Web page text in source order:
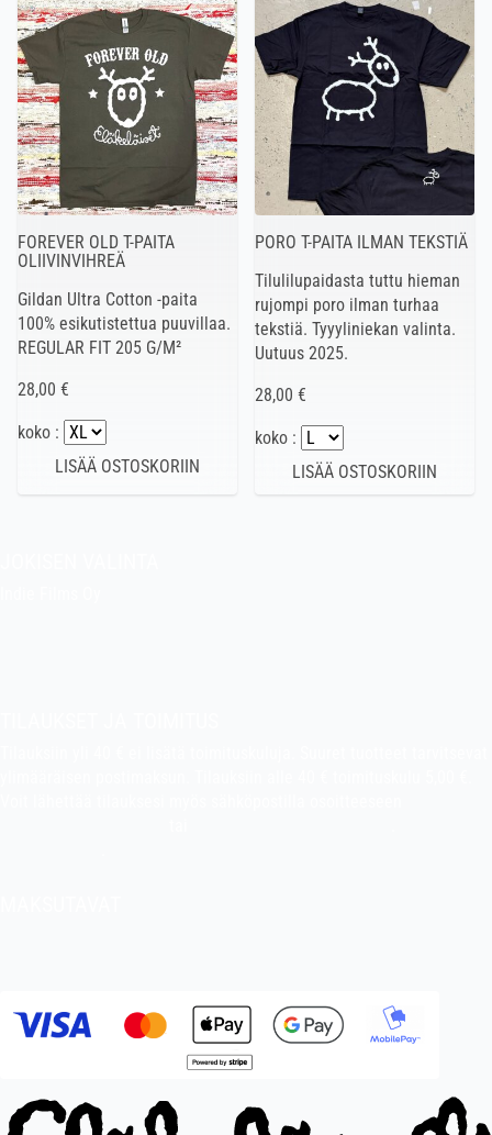
FOREVER OLD T-PAITA
OLIIVINVIHREÄ
Gildan Ultra Cotton -paita
100% esikutistettua puuvillaa.
REGULAR FIT 205 G/M²
28,00 €
koko :
PORO T-PAITA ILMAN TEKSTIÄ
Tilulilupaidasta tuttu hieman
rujompi poro ilman turhaa
tekstiä. Tyyyliniekan valinta.
Uutuus 2025.
28,00 €
koko :